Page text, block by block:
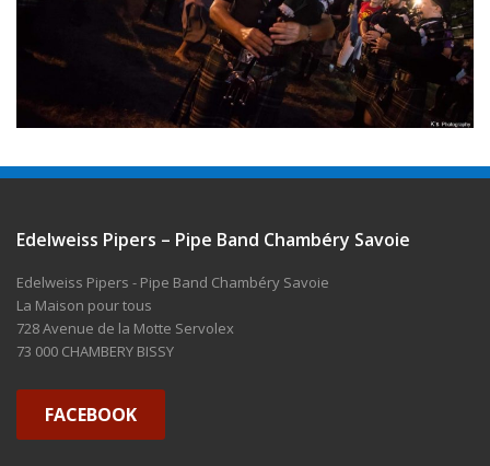
Edelweiss Pipers – Pipe Band Chambéry Savoie
Edelweiss Pipers - Pipe Band Chambéry Savoie
La Maison pour tous
728 Avenue de la Motte Servolex
73 000 CHAMBERY BISSY
FACEBOOK